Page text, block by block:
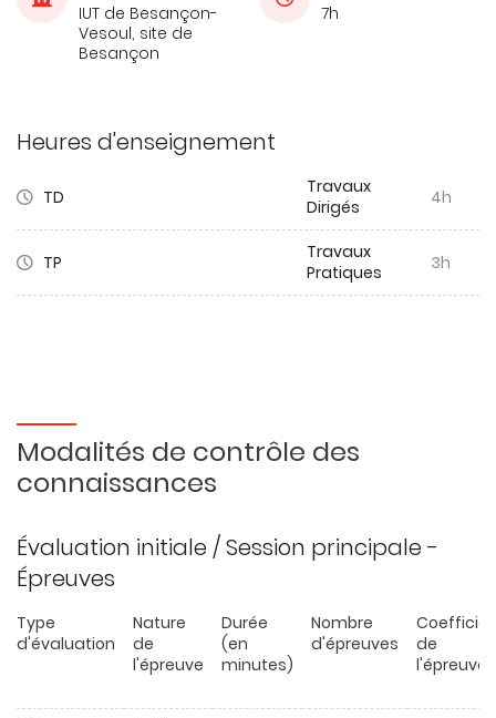
IUT de Besançon-
Vesoul, site de
Besançon
7h
Heures d'enseignement
TD
Travaux
Dirigés
4h
TP
Travaux
Pratiques
3h
Modalités de contrôle des
connaissances
Évaluation initiale / Session principale -
Épreuves
Type
d'évaluation
Nature
de
l'épreuve
Durée
(en
minutes)
Nombre
d'épreuves
de
l'épreuve